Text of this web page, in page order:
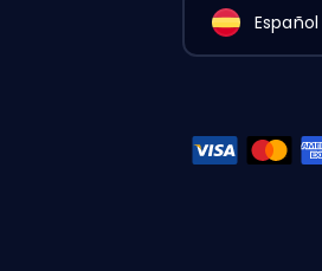
Español